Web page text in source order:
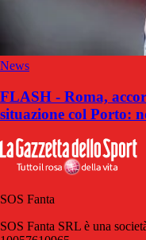
News
FLASH - Roma,
situazione col Porto:
SOS Fanta
SOS Fanta SRL è una